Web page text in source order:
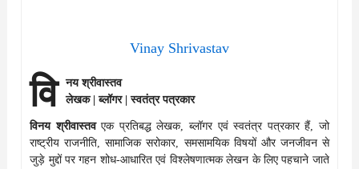
Vinay Shrivastav
वि
नय श्रीवास्तव
लेखक | ब्लॉगर | स्वतंत्र पत्रकार
विनय श्रीवास्तवएक प्रतिबद्ध लेखक, ब्लॉगर एवं स्वतंत्र पत्रकार हैं, जो
राष्ट्रीय राजनीति, सामाजिक सरोकार, समसामयिक विषयों और जनजीवन से
जुड़े मुद्दों पर गहन शोध-आधारित एवं विश्लेषणात्मक लेखन के लिए पहचाने जाते